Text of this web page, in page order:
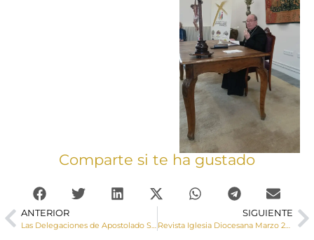
Comparte si te ha gustado
ANTERIOR
Las Delegaciones de Apostolado Seglar y Catequesis nos invitan y nos animan a participar en los Ejercicios Espirituales que se celebrarán en Cañizares del 24 al 26 de marzo
SIGUIENTE
Revista Iglesia Diocesana Marzo 2023